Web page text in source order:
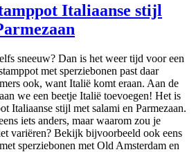
Italiaanse stijl
sneeuw? Dan is het weer tijd voor een
met sperziebonen past daar
ook, want Italië komt eraan. Aan de
we een beetje Italië toevoegen! Het is
Italiaanse stijl met salami en Parmezaan.
iets anders, maar waarom zou je
variëren? Bekijk bijvoorbeeld ook eens
sperziebonen met Old Amsterdam en